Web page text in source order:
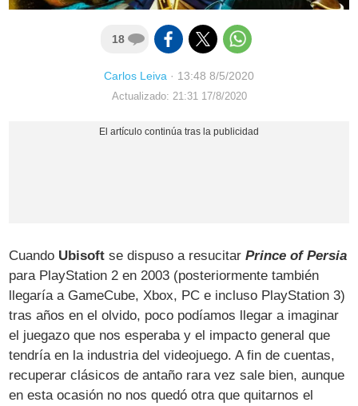
18
Carlos Leiva · 13:48 8/5/2020
Actualizado: 21:31 17/8/2020
Cuando Ubisoft se dispuso a resucitarPrince of Persia
para PlayStation 2 en 2003 (posteriormente también
llegaría a GameCube, Xbox, PC e incluso PlayStation 3)
tras años en el olvido, poco podíamos llegar a imaginar
el juegazo que nos esperaba y el impacto general que
tendría en la industria del videojuego. A fin de cuentas,
recuperar clásicos de antaño rara vez sale bien, aunque
en esta ocasión no nos quedó otra que quitarnos el